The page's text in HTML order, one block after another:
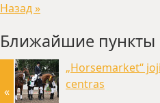
Назад »
Ближайшие пункты
„Horsemarket“
centras
«